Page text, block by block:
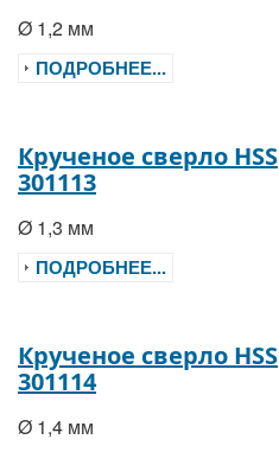
Ø 1,2 мм
ПОДРОБНЕЕ...
Крученое сверло HSS
301113
Ø 1,3 мм
ПОДРОБНЕЕ...
Крученое сверло HSS
301114
Ø 1,4 мм